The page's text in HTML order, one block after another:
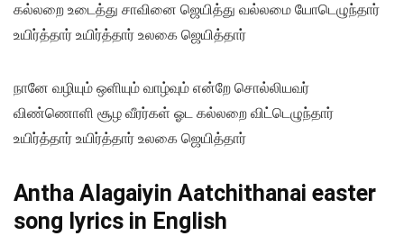
கல்லறை உடைத்து சாவினை ஜெயித்து வல்லமை யோடெழுந்தார்
உயிர்த்தார் உயிர்த்தார் உலகை ஜெயித்தார்
நானே வழியும் ஒளியும் வாழ்வும் என்றே சொல்லியவர்
விண்ணொளி சூழ வீரர்கள் ஓட கல்லறை விட்டெழுந்தார்
உயிர்த்தார் உயிர்த்தார் உலகை ஜெயித்தார்
Antha Alagaiyin Aatchithanai easter
song lyrics in English